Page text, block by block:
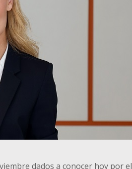
dados a conocer hoy por el